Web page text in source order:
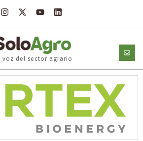
voz del sector agrario